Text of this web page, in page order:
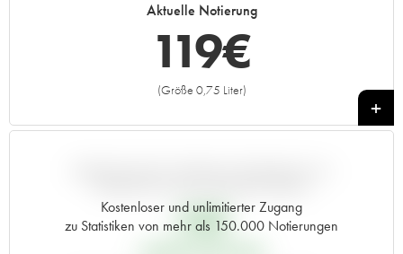
2001 2000 1999
1995
1971 1970 1969
1966
1965 1964 1962
1961
Aktuelle Notierung
119€
(Größe 0,75 Liter)
+
Kostenloser und unlimitierter Zugang
zu Statistiken von mehr als 150.000 Notierungen
33€